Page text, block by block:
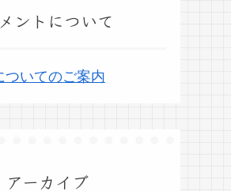
ントについて
ついてのご案内
アーカイブ